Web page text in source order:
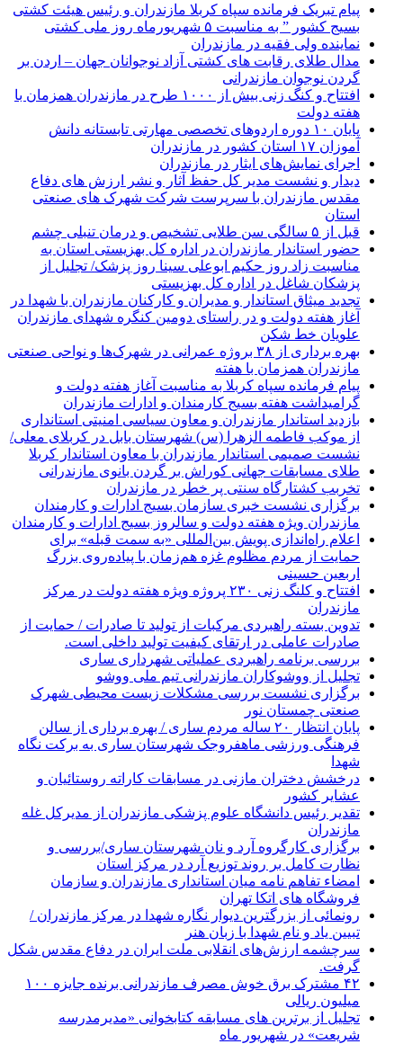
پیام تبریک فرمانده سپاه کربلا مازندران و رئیس هیئت کشتی
بسیج کشور ” به مناسبت ۵ شهریورماه روز ملی کشتی
نماينده ولی فقیه در مازندران
مدال طلای رقابت های کشتی آزاد نوجوانان جهان – اردن بر
گردن نوجوان مازندرانی
افتتاح و کنگ زنی بیش از ۱۰۰۰ طرح در مازندران همزمان با
هفته دولت
پایان ۱۰ دوره اردوهای تخصصی مهارتی تابستانه دانش
آموزان ۱۷ استان کشور در مازندران
اجرای نمایش‌های ایثار در مازندران
دیدار و نشست مدیر کل حفظ آثار و نشر ارزش های دفاع
مقدس مازندران با سرپرست شرکت شهرک های صنعتی
استان
قبل از ۵ سالگی سن طلایی تشخیص و درمان تنبلی چشم
حضور استاندار مازندران در اداره کل بهزیستی استان به
مناسبت زاد روز حکیم ابوعلی سینا روز پزشک/ تجلیل از
پزشکان شاغل در اداره کل بهزیستی
تجدید میثاق استاندار و مدیران و کارکنان مازندران با شهدا در
آغاز هفته دولت و در راستای دومین کنگره شهدای مازندران
علویان خط شکن
بهره برداری از ۳۸ بروژه عمرانی در شهرک‌ها و نواحی صنعتی
مازندران همزمان با هفته
پیام فرمانده سپاه کربلا به مناسبت آغاز هفته دولت و
گرامیداشت هفته بسیج کارمندان و ادارات مازندران
بازدید استاندار مازندران و معاون سیاسی امنیتی استانداری
از موکب فاطمه الزهرا (س) شهرستان بابل در کربلای معلی/
نشست صمیمی استاندار مازندران با معاون استاندار کربلا
طلای مسابقات جهانی کوراش بر گردن بانوی مازندرانی
تخربب کشتارگاه سنتی پر خطر در مازندران
برگزاری نشست خبری سازمان بسیج ادارات و کارمندان
مازندران ویژه هفته دولت و سالروز بسیج ادارات و کارمندان
اعلام راه‌اندازی پویش بین‌المللی «به سمت قبله» برای
حمایت از مردم مظلوم غزه هم‌زمان با پیاده‌روی بزرگ
اربعین حسینی
افتتاح و کلنگ زنی ۲۳۰ پروژه ویژه هفته دولت در مرکز
مازندران
تدوین بسته راهبردی مرکبات از تولید تا صادرات / حمایت از
صادرات عاملی در ارتقای کیفیت تولید داخلی است.
بررسی برنامه راهبردی عملیاتی شهرداری ساری
تجلیل از ووشوکاران مازندرانی تیم ملی ووشو
برگزاری نشست بررسی مشکلات زیست محیطی شهرک
صنعتی چمستان نور
پایان انتظار ۲۰ ساله مردم ساری / بهره برداری از سالن
فرهنگی ورزشی ماهفروجک شهرستان ساری به برکت نگاه
شهدا
درخشش دختران مازنی در مسابقات کاراته روستائیان و
عشایر کشور
تقدیر رئیس دانشگاه علوم پزشکی مازندران از مدیرکل غله
مازندران
برگزاری کارگروه آرد و نان شهرستان ساری/بررسی و
نظارت کامل بر روند توزیع آرد در مرکز استان
امضاء تفاهم نامه میان استانداری مازندران و سازمان
فروشگاه های اتکا تهران
رونمائی از بزرگترین دیوار نگاره شهدا در مرکز مازندران /
تبیین یاد و نام شهدا با زبان هنر
سرچشمه ارزش‌های انقلابی ملت ایران در دفاع مقدس شکل
گرفت.
۴۲ مشترک برق خوش مصرف مازندرانی برنده جایزه ۱۰۰
میلیون ریالی
تجلیل از برترین های مسابقه کتابخوانی «مدیرمدرسه
شریعت» در شهریور ماه